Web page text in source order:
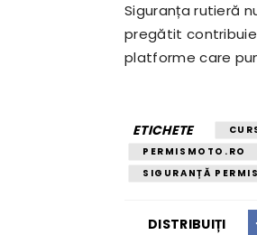
Siguranța rutieră
pregătit contribuie
platforme care
ETICHETE
PERMISMOTO.RO
SIGURANȚĂ
DISTRIBUIȚI